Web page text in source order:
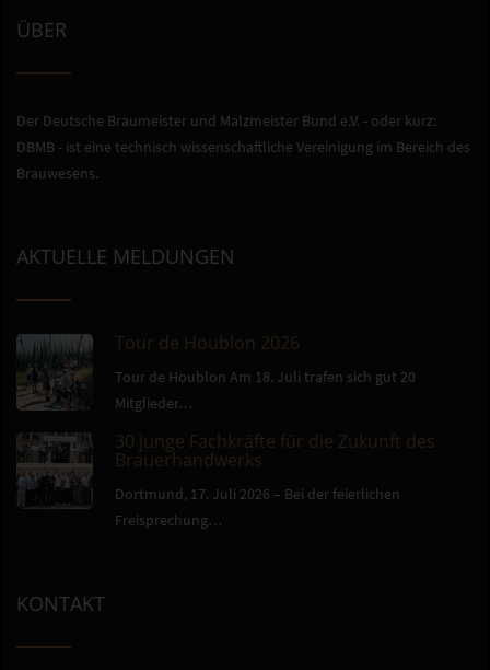
ÜBER
Der Deutsche Braumeister und Malzmeister Bund e.V. - oder kurz:
DBMB - ist eine technisch wissenschaftliche Vereinigung im Bereich des
Brauwesens.
AKTUELLE MELDUNGEN
Tour de Houblon 2026
Tour de Houblon Am 18. Juli trafen sich gut 20
Mitglieder…
30 junge Fachkräfte für die Zukunft des
Brauerhandwerks
Dortmund, 17. Juli 2026 – Bei der feierlichen
Freisprechung…
KONTAKT